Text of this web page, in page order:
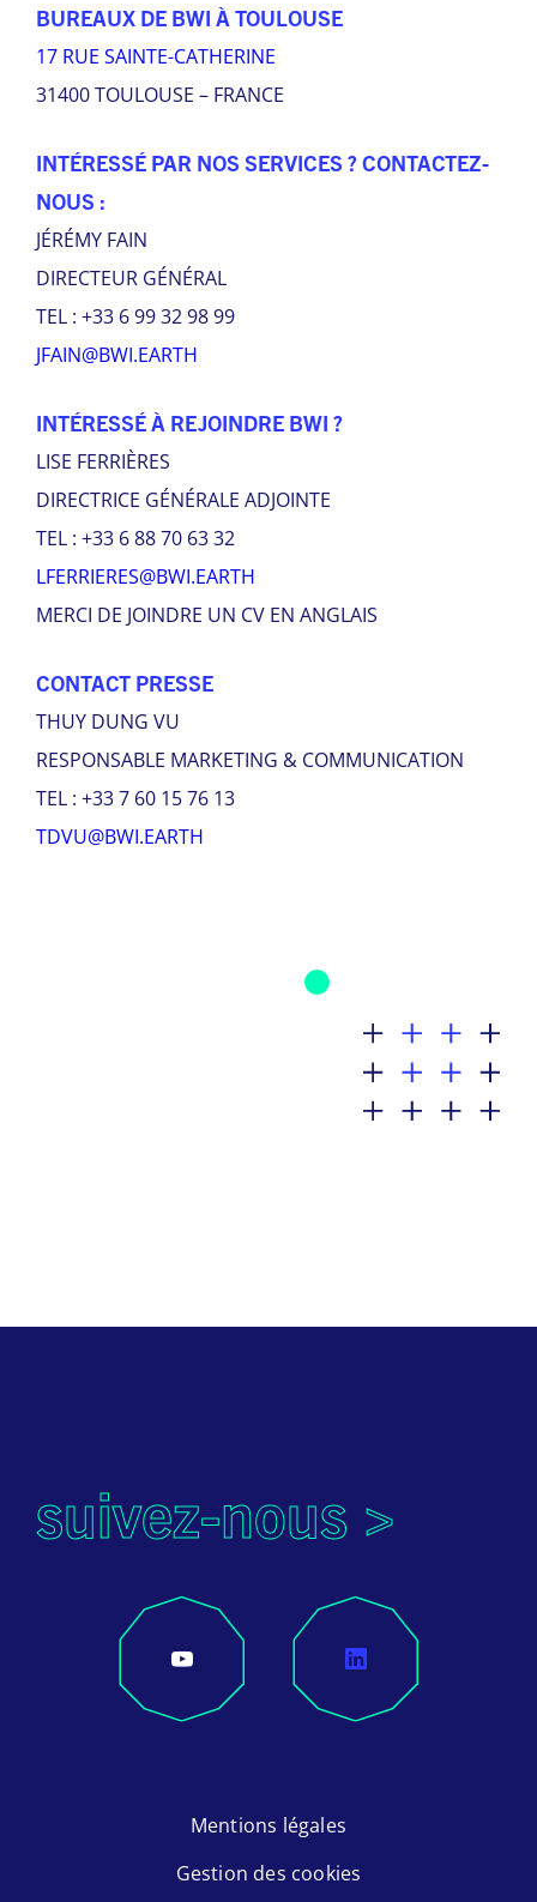
BUREAUX DE BWI À TOULOUSE
17 RUE SAINTE-CATHERINE
31400 TOULOUSE – FRANCE
INTÉRESSÉ PAR NOS SERVICES ? CONTACTEZ-
NOUS :
JÉRÉMY FAIN
DIRECTEUR GÉNÉRAL
TEL : +33 6 99 32 98 99
JFAIN@BWI.EARTH
INTÉRESSÉ À REJOINDRE BWI ?
LISE FERRIÈRES
DIRECTRICE GÉNÉRALE ADJOINTE
TEL : +33 6 88 70 63 32
LFERRIERES@BWI.EARTH
MERCI DE JOINDRE UN CV EN ANGLAIS
CONTACT PRESSE
THUY DUNG VU
RESPONSABLE MARKETING & COMMUNICATION
TEL : +33 7 60 15 76 13
TDVU@BWI.EARTH
suivez-nous >
Mentions légales
Gestion des cookies